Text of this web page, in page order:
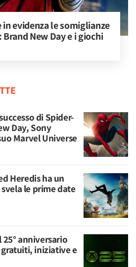
evidenza le somiglianze
New Day e i giochi
di Spider-
Day, Sony
Marvel Universe
Heredis ha un
le prime date
anniversario
iniziative e